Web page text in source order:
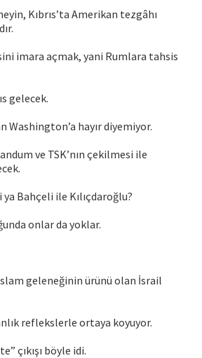
Kıbrıs’ta Amerikan tezgâhı
imara açmak, yani Rumlara tahsis
gelecek.
Washington’a hayır diyemiyor.
ve TSK’nın çekilmesi ile
ya Bahçeli ile Kılıçdaroğlu?
onlar da yoklar.
geleneğinin ürünü olan İsrail
reflekslerle ortaya koyuyor.
çıkışı böyle idi.